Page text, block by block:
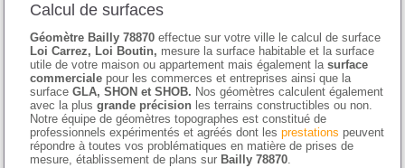
Calcul de surfaces
Géomètre Bailly 78870 effectue sur votre ville le calcul de surface
Loi Carrez, Loi Boutin, mesure la surface habitable et la surface
utile de votre maison ou appartement mais également lasurface
commerciale pour les commerces et entreprises ainsi que la
surfaceGLA, SHON et SHOB. Nos géomètres calculent également
avec la plusgrande précision les terrains constructibles ou non.
Notre équipe de géomètres topographes est constitué de
professionnels expérimentés et agréés dont lesprestations peuvent
répondre à toutes vos problématiques en matière de prises de
mesure, établissement de plans sur Bailly 78870.